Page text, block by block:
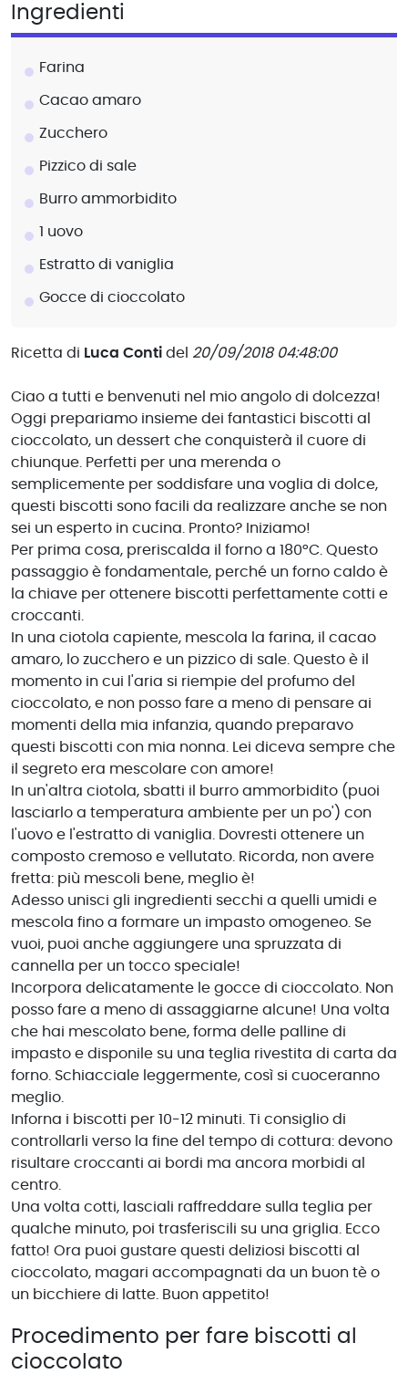
Ricetta di Luca Conti del 20/09/2018 04:48:00
Ciao a tutti e benvenuti nel mio angolo di dolcezza!
Oggi prepariamo insieme dei fantastici biscotti al
cioccolato, un dessert che conquisterà il cuore di
chiunque. Perfetti per una merenda o
semplicemente per soddisfare una voglia di dolce,
questi biscotti sono facili da realizzare anche se non
sei un esperto in cucina. Pronto? Iniziamo!
Per prima cosa, preriscalda il forno a 180°C. Questo
passaggio è fondamentale, perché un forno caldo è
la chiave per ottenere biscotti perfettamente cotti e
croccanti.
In una ciotola capiente, mescola la farina, il cacao
amaro, lo zucchero e un pizzico di sale. Questo è il
momento in cui l'aria si riempie del profumo del
cioccolato, e non posso fare a meno di pensare ai
momenti della mia infanzia, quando preparavo
questi biscotti con mia nonna. Lei diceva sempre che
il segreto era mescolare con amore!
In un'altra ciotola, sbatti il burro ammorbidito (puoi
lasciarlo a temperatura ambiente per un po') con
l'uovo e l'estratto di vaniglia. Dovresti ottenere un
composto cremoso e vellutato. Ricorda, non avere
fretta: più mescoli bene, meglio è!
Adesso unisci gli ingredienti secchi a quelli umidi e
mescola fino a formare un impasto omogeneo. Se
vuoi, puoi anche aggiungere una spruzzata di
cannella per un tocco speciale!
Incorpora delicatamente le gocce di cioccolato. Non
posso fare a meno di assaggiarne alcune! Una volta
che hai mescolato bene, forma delle palline di
impasto e disponile su una teglia rivestita di carta da
forno. Schiacciale leggermente, così si cuoceranno
meglio.
Inforna i biscotti per 10-12 minuti. Ti consiglio di
controllarli verso la fine del tempo di cottura: devono
risultare croccanti ai bordi ma ancora morbidi al
centro.
Una volta cotti, lasciali raffreddare sulla teglia per
qualche minuto, poi trasferiscili su una griglia. Ecco
fatto! Ora puoi gustare questi deliziosi biscotti al
cioccolato, magari accompagnati da un buon tè o
un bicchiere di latte. Buon appetito!
Procedimento per fare biscotti al
cioccolato
Ingredienti
Farina
Cacao amaro
Zucchero
Pizzico di sale
Burro ammorbidito
1 uovo
Estratto di vaniglia
Gocce di cioccolato